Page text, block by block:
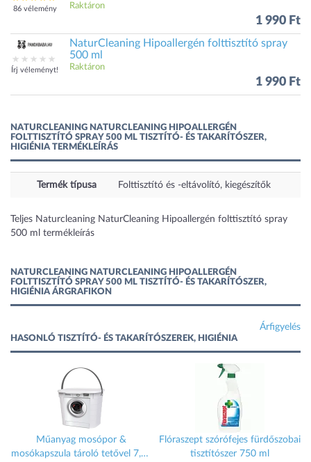
86 vélemény Raktáron
1 990 Ft
Írj véleményt!
NaturCleaning Hipoallergén folttisztító spray
500 ml
Raktáron
1 990 Ft
NATURCLEANING NATURCLEANING HIPOALLERGÉN
FOLTTISZTÍTÓ SPRAY 500 ML TISZTÍTÓ- ÉS TAKARÍTÓSZER,
HIGIÉNIA TERMÉKLEÍRÁS
Termék típusa Folttisztító és -eltávolító, kiegészítők
Teljes Naturcleaning NaturCleaning Hipoallergén folttisztító spray
500 ml termékleírás
NATURCLEANING NATURCLEANING HIPOALLERGÉN
FOLTTISZTÍTÓ SPRAY 500 ML TISZTÍTÓ- ÉS TAKARÍTÓSZER,
HIGIÉNIA ÁRGRAFIKON
Árfigyelés
HASONLÓ TISZTÍTÓ- ÉS TAKARÍTÓSZEREK, HIGIÉNIA
Műanyag mosópor &
mosókapszula tároló tetővel 7,3L
Flóraszept szórófejes fürdőszobai
tisztítószer 750 ml